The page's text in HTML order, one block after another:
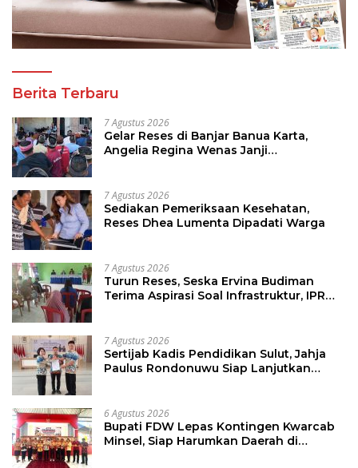
Berita Terbaru
7 Agustus 2026
Gelar Reses di Banjar Banua Karta,
Angelia Regina Wenas Janji
7 Agustus 2026
Sediakan Pemeriksaan Kesehatan,
Reses Dhea Lumenta Dipadati Warga
7 Agustus 2026
Turun Reses, Seska Ervina Budiman
Terima Aspirasi Soal Infrastruktur, IPR
7 Agustus 2026
Sertijab Kadis Pendidikan Sulut, Jahja
Paulus Rondonuwu Siap Lanjutkan
6 Agustus 2026
Bupati FDW Lepas Kontingen Kwarcab
Minsel, Siap Harumkan Daerah di